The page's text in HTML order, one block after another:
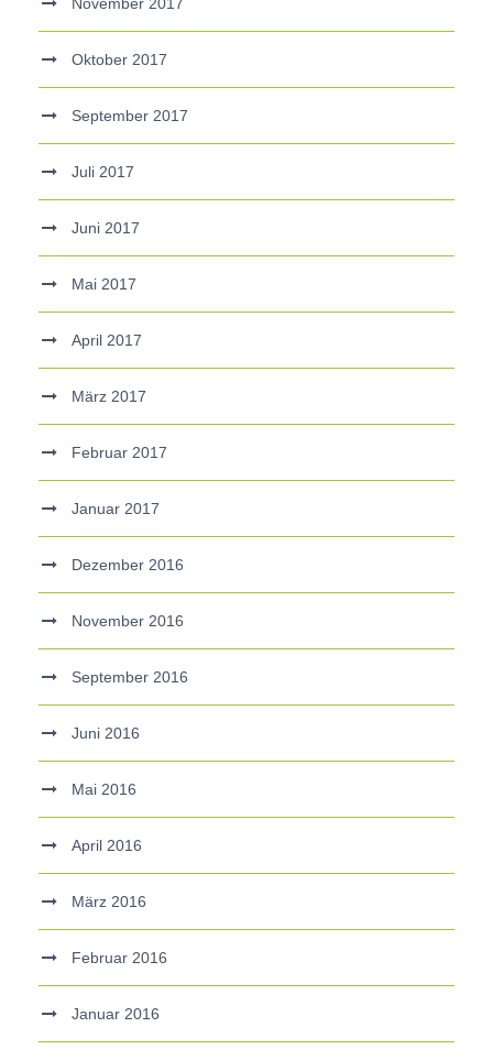
November 2017
Oktober 2017
September 2017
Juli 2017
Juni 2017
Mai 2017
April 2017
März 2017
Februar 2017
Januar 2017
Dezember 2016
November 2016
September 2016
Juni 2016
Mai 2016
April 2016
März 2016
Februar 2016
Januar 2016